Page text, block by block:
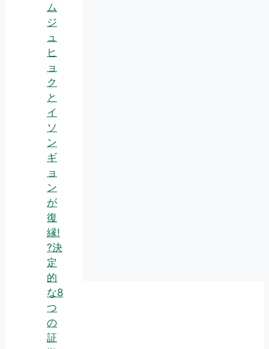
ム
ジ
ュ
ヒ
ョ
ク
と
イ
ソ
ン
ギ
ョ
ン
が
復
縁!
?決
定
的
な8
つ
の
証
About